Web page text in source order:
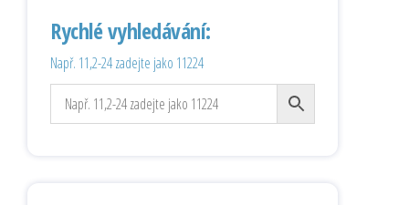
Rychlé vyhledávání:
Např. 11,2-24 zadejte jako 11224